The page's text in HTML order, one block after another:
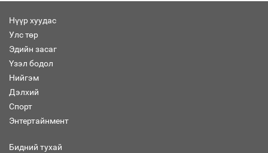
Нүүр хуудас
Улс төр
Эдийн засаг
Үзэл бодол
Нийгэм
Дэлхий
Спорт
Энтертайнмент
Бидний тухай